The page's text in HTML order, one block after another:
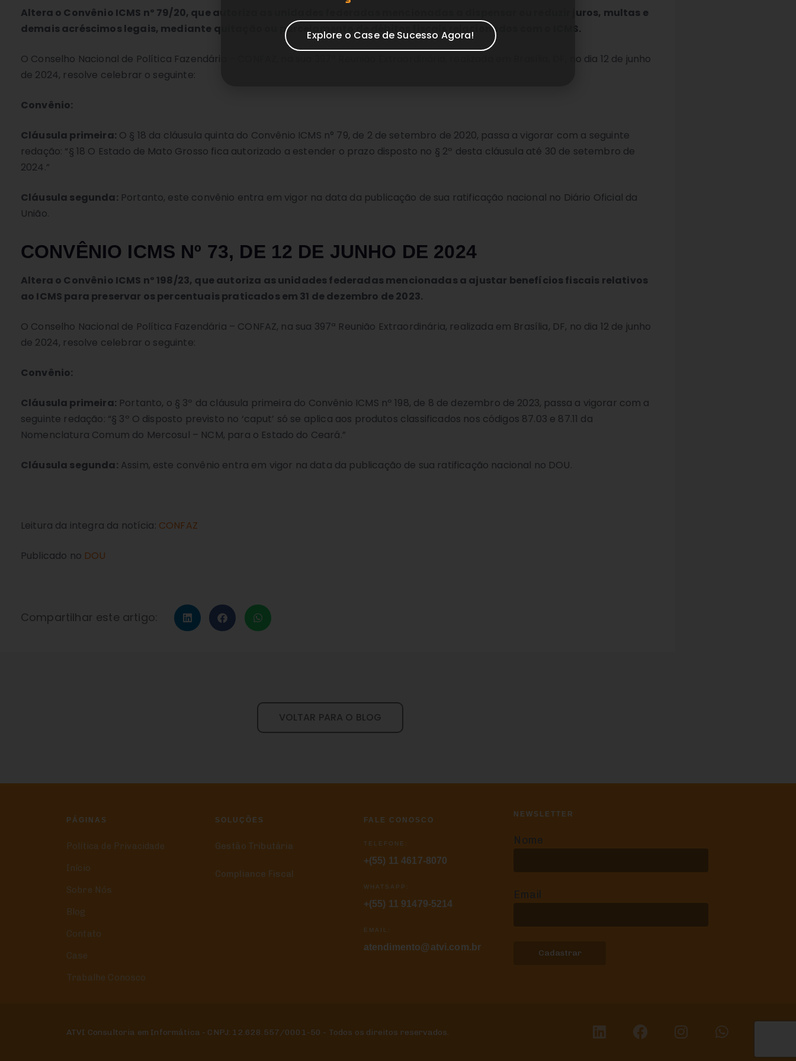
Altera o Convênio ICMS nº 79/20, que autoriza as unidades federadas mencionadas a dispensar ou reduzir juros, multas e
demais acréscimos legais, mediante quitação ou parcelamento de débitos fiscais relacionados com o ICMS.
O Conselho Nacional de Política Fazendária – CONFAZ, na sua 397ª Reunião Extraordinária, realizada em Brasília, DF, no dia 12 de junho
de 2024, resolve celebrar o seguinte:
Convênio:
Cláusula primeira: O § 18 da cláusula quinta do Convênio ICMS n° 79, de 2 de setembro de 2020, passa a vigorar com a seguinte
redação: “§ 18 O Estado de Mato Grosso fica autorizado a estender o prazo disposto no § 2º desta cláusula até 30 de setembro de
2024.”
Cláusula segunda: Portanto, este convênio entra em vigor na data da publicação de sua ratificação nacional no Diário Oficial da
União.
CONVÊNIO ICMS Nº 73, DE 12 DE JUNHO DE 2024
Altera o Convênio ICMS nº 198/23, que autoriza as unidades federadas mencionadas a ajustar benefícios fiscais relativos
ao ICMS para preservar os percentuais praticados em 31 de dezembro de 2023.
O Conselho Nacional de Política Fazendária – CONFAZ, na sua 397ª Reunião Extraordinária, realizada em Brasília, DF, no dia 12 de junho
de 2024, resolve celebrar o seguinte:
Convênio:
Cláusula primeira: Portanto, o § 3º da cláusula primeira do Convênio ICMS nº 198, de 8 de dezembro de 2023, passa a vigorar com a
seguinte redação: “§ 3º O disposto previsto no ‘caput’ só se aplica aos produtos classificados nos códigos 87.03 e 87.11 da
Nomenclatura Comum do Mercosul – NCM, para o Estado do Ceará.”
Cláusula segunda: Assim, este convênio entra em vigor na data da publicação de sua ratificação nacional no DOU.
Leitura da integra da notícia: CONFAZ
Publicado no DOU
Compartilhar este artigo:
VOLTAR PARA O BLOG
PÁGINAS
Política de Privacidade
Início
Sobre Nós
Blog
Contato
Case
Trabalhe Conosco
SOLUÇÕES
Gestão Tributária
Compliance Fiscal
FALE CONOSCO
TELEFONE:
+(55) 11 4617-8070
WHATSAPP:
+(55) 11 91479-5214
EMAIL:
atendimento@atvi.com.br
NEWSLETTER
Nome
Email
ATVI Consultoria em Informática - CNPJ: 12.628.557/0001-50 - Todos os direitos reservados.
Explore o Case de Sucesso Agora!